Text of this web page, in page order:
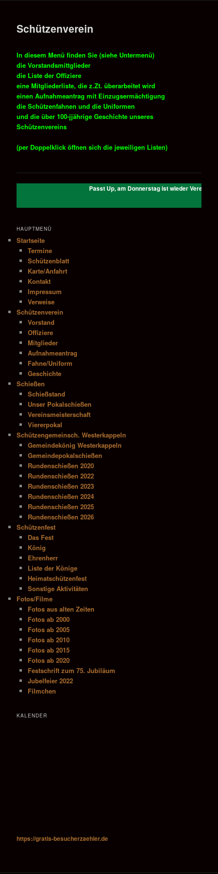
Schützenverein
In diesem Menü finden Sie (siehe Untermenü)
die Vorstandsmittglieder
die Liste der Offiziere
eine Mitgliederliste, die z.Zt. überarbeitet wird
einen Aufnahmeantrag mit Einzugsermächtigung
die Schützenfahnen und die Uniformen
und die über 100-jjährige Geschichte unseres
Schützenvereins
(per Doppelklick öffnen sich die jeweiligen Listen)
Passt Up, am Donnerstag ist wieder
HAUPTMENÜ
Startseite
Termine
Schützenblatt
Karte/Anfahrt
Kontakt
Impressum
Verweise
Schützenverein
Vorstand
Offiziere
Mitglieder
Aufnahmeantrag
Fahne/Uniform
Geschichte
Schießen
Schießstand
Unser Pokalschießen
Vereinsmeisterschaft
Viererpokal
Schützengemeinsch. Westerkappeln
Gemeindekönig Westerkappeln
Gemeindepokalschießen
Rundenschießen 2020
Rundenschießen 2022
Rundenschießen 2023
Rundenschießen 2024
Rundenschießen 2025
Rundenschießen 2026
Schützenfest
Das Fest
König
Ehrenherr
Liste der Könige
Heimatschützenfest
Sonstige Aktivitäten
Fotos/Filme
Fotos aus alten Zeiten
Fotos ab 2000
Fotos ab 2005
Fotos ab 2010
Fotos ab 2015
Fotos ab 2020
Festschrift zum 75. Jubiläum
Jubelfeier 2022
Filmchen
KALENDER
https://gratis-besucherzaehler.de